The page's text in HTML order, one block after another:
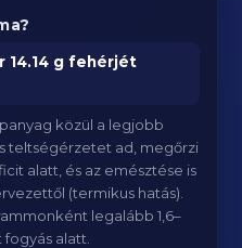
14.14 g fehérjét
közül a legjobb
teltségérzetet ad, megőrzi
alatt, és az emésztése is
(termikus hatás).
legalább 1,6–
alatt.